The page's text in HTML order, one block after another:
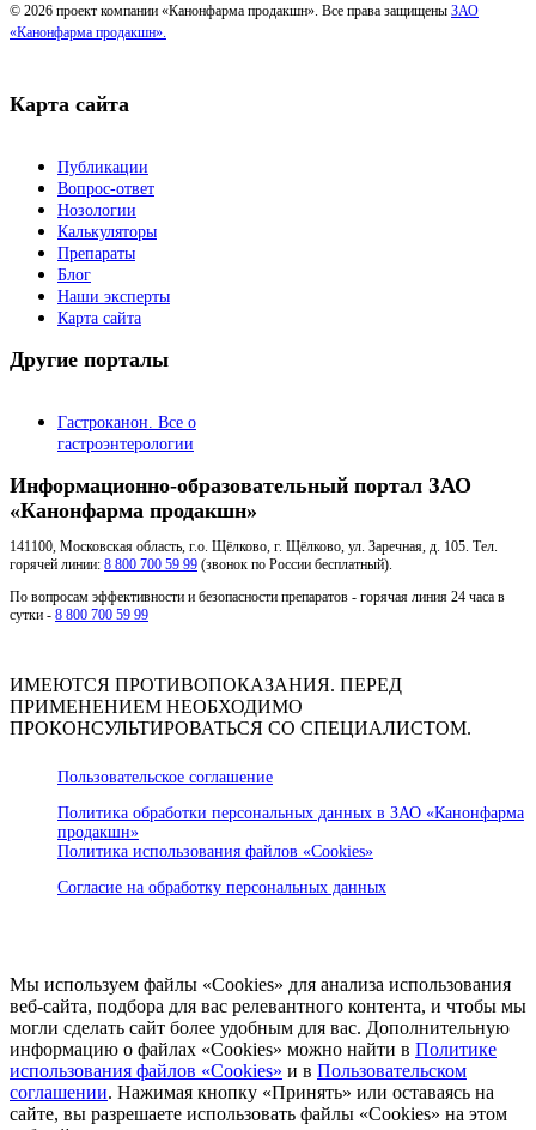
© 2026 проект компании «Канонфарма продакшн». Все права защищены ЗАО
«Канонфарма продакшн».
Карта сайта
Публикации
Вопрос-ответ
Нозологии
Калькуляторы
Препараты
Блог
Наши эксперты
Карта сайта
Другие порталы
Гастроканон. Все о
гастроэнтерологии
Информационно-образовательный портал ЗАО
«Канонфарма продакшн»
141100, Московская область, г.о. Щёлково, г. Щёлково, ул. Заречная, д. 105. Тел.
горячей линии: 8 800 700 59 99 (звонок по России бесплатный).
По вопросам эффективности и безопасности препаратов - горячая линия 24 часа в
сутки - 8 800 700 59 99
ИМЕЮТСЯ ПРОТИВОПОКАЗАНИЯ. ПЕРЕД
ПРИМЕНЕНИЕМ НЕОБХОДИМО
ПРОКОНСУЛЬТИРОВАТЬСЯ СО СПЕЦИАЛИСТОМ.
Пользовательское соглашение
Политика обработки персональных данных в ЗАО «Канонфарма
продакшн»
Политика использования файлов «Cookies»
Согласие на обработку персональных данных
Мы используем файлы «Cookies» для анализа использования
веб-сайта, подбора для вас релевантного контента, и чтобы мы
могли сделать сайт более удобным для вас. Дополнительную
информацию о файлах «Cookies» можно найти в Политике
использования файлов «Cookies» и в Пользовательском
соглашении. Нажимая кнопку «Принять» или оставаясь на
сайте, вы разрешаете использовать файлы «Cookies» на этом